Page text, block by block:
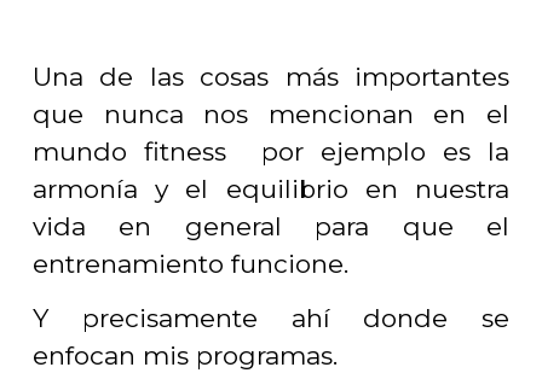
Una de las cosas más importantes
que nunca nos mencionan en el
mundo fitness por ejemplo es la
armonía y el equilibrio en nuestra
vida en general para que el
entrenamiento funcione.
Y precisamente ahí donde se
enfocan mis programas.